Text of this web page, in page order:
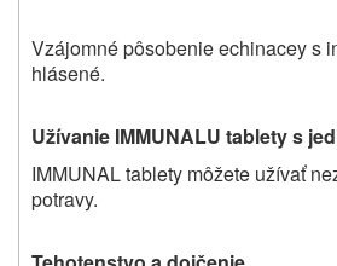
Vzájomné pôsobenie echinacey s
hlásené.
Užívanie IMMUNALU tablety s
IMMUNAL tablety môžete užívať
potravy.